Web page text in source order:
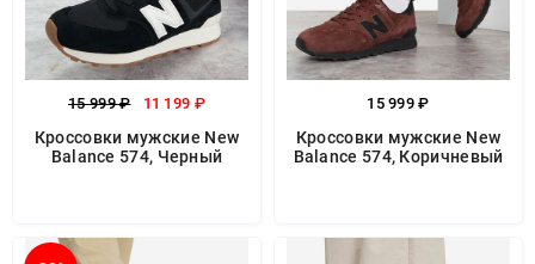
15 999 ₽ 11 199 ₽
Кроссовки мужские New
Balance 574, Черный
15 999 ₽
Кроссовки мужские New
Balance 574, Коричневый